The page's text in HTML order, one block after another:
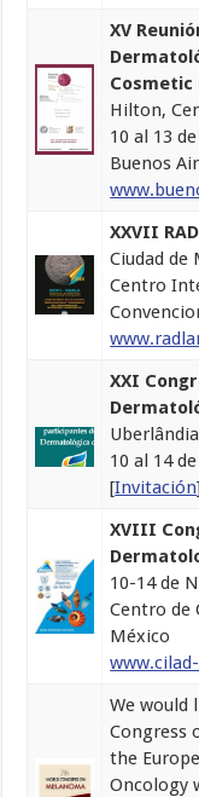
XV
Hilton,
10 al 13
Buenos
XXVII
Ciudad de
Centro
XXI
10 al 14
[Invitación]
XVIII
10-14 de
Centro de
México
We would
Congress
the
Oncology